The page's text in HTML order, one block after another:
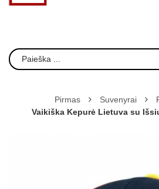
Pirmas Suvenyrai
Vaikiška Kepurė Lietuva su